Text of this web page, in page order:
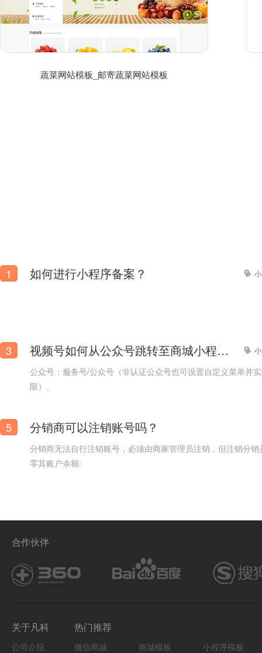
蔬菜网站模板_邮寄蔬菜网站模板
1 如何进行小程序备案？
3 视频号如何从公众号跳转至商城小程序？
公众号：服务号/公众号（非认证公众号也可设置自定义菜单并
限）。
5 分销商可以注销账号吗？
分销商无法自行注销账号，必须由商家管理员注销，但注销分销
零其账户余额:
合作伙伴
关于凡科
公司介绍
热门推荐
微信商城 商城模板 小程序模板